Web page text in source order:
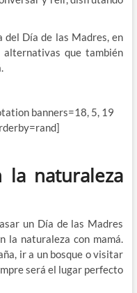
del Día de las Madres, en
alternativas que también
banners=18, 5, 19
la naturaleza
un Día de las Madres
la naturaleza con mamá.
ir a un bosque o visitar
será el lugar perfecto